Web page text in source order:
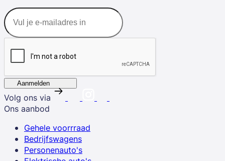
Aanmelden
Volg ons via
Ons aanbod
Gehele voorrraad
Bedrijfswagens
Personenauto's